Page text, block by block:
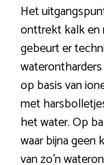
Het
onttrekt kalk en
gebeurt er
op basis van
met
het water. Op
waar bijna geen
van zo’n